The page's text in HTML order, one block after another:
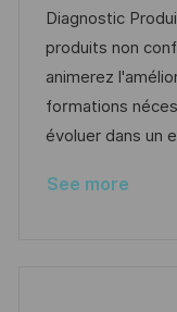
t
i
o
n
I
d
Diagnostic
produits non
animerez
formations
évoluer dans un
See more